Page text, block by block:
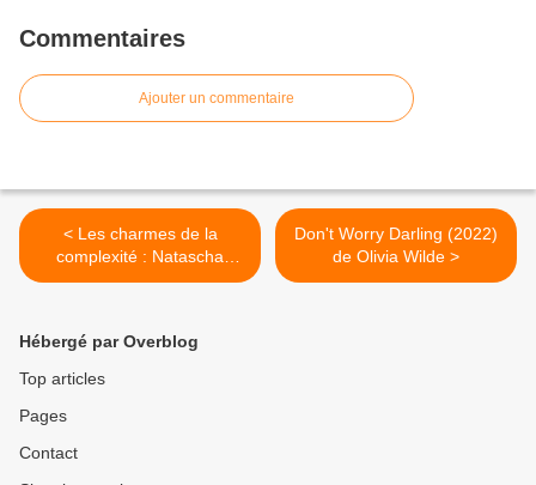
Commentaires
Ajouter un commentaire
< Les charmes de la
complexité : Natascha
McElhone
Don't Worry Darling (2022)
de Olivia Wilde >
Hébergé par Overblog
Top articles
Pages
Contact